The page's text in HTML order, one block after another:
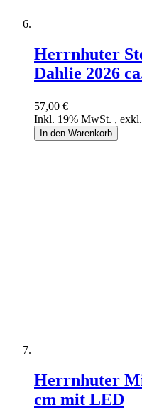
Herrnhuter
Dahlie 2026
57,00 €
Inkl. 19% MwSt. , exkl.
In den Warenkorb
Herrnhuter
cm mit LED